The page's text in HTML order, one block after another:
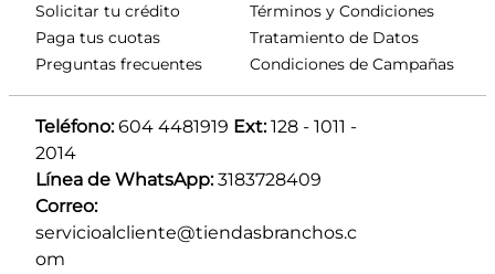
Solicitar tu crédito
Paga tus cuotas
Preguntas frecuentes
Términos y Condiciones
Tratamiento de Datos
Condiciones de Campañas
Teléfono: 604 4481919 Ext: 128 - 1011 -
2014
Línea de WhatsApp: 3183728409
Correo:
servicioalcliente@tiendasbranchos.c
om